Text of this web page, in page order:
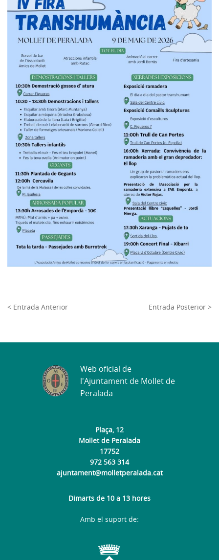
< Entrada Anterior Entrada Posterior >
Plaça, 12
Mollet de Peralada
17752
972 563 314
ajuntament@molletperalada.cat
Dimarts de 10 a 13 hores
Web oficial de
l'Ajuntament de Mollet de
Peralada
Amb el suport de: